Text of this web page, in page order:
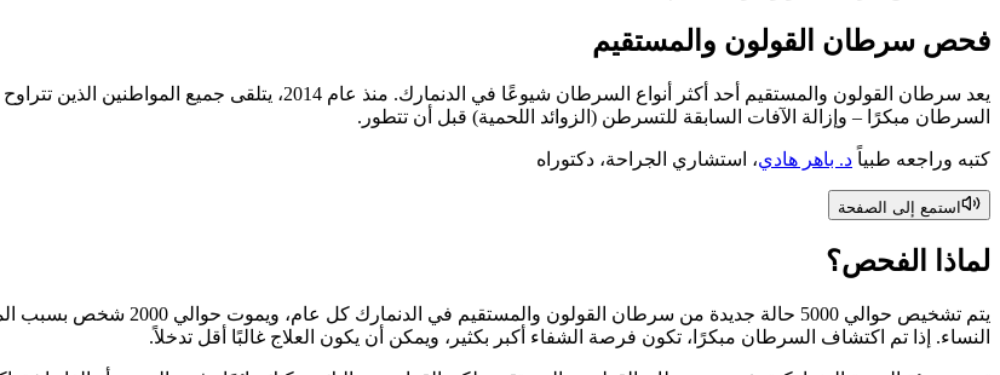
فحص سرطان القولون والمستقيم
السرطان مبكرًا – وإزالة الآفات السابقة للتسرطن (الزوائد اللحمية) قبل أن تتطور.
كتبه وراجعه طبياً د. باهر هادي، استشاري الجراحة، دكتوراه
استمع إلى الصفحة
لماذا الفحص؟
يتم تشخيص حوالي 5000 حالة
النساء. إذا تم اكتشاف السرطان مبكرًا، تكون فرصة الشفاء أكبر بكثير، ويمكن أن يكون العلاج غالبًا أقل تدخلاً.